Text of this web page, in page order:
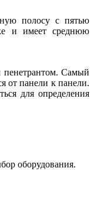
полосу с пятью
и имеет среднюю
пенетрантом. Самый
от панели к панели.
для определения
оборудования.